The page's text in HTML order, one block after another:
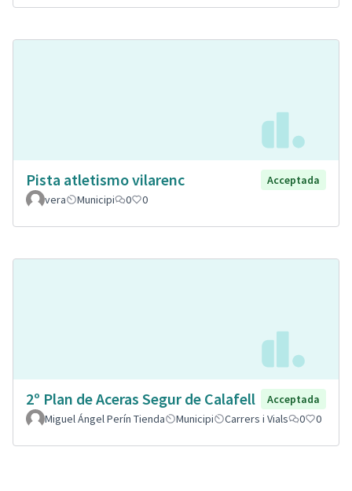
Pista atletismo vilarenc
Acceptada
vera
Municipi 0 0
2º Plan de Aceras Segur de Calafell
Acceptada
Miguel Ángel Perín Tienda
Municipi Carrers i Vials 0 0